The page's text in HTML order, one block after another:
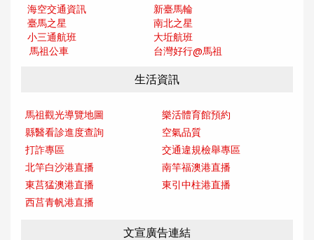
海空交通資訊
新臺馬輪
臺馬之星
南北之星
小三通航班
大坵航班
馬祖公車
台灣好行@馬祖
生活資訊
馬祖觀光導覽地圖
樂活體育館預約
縣醫看診進度查詢
空氣品質
打詐專區
交通違規檢舉專區
北竿白沙港直播
南竿福澳港直播
東莒猛澳港直播
東引中柱港直播
西莒青帆港直播
文宣廣告連結